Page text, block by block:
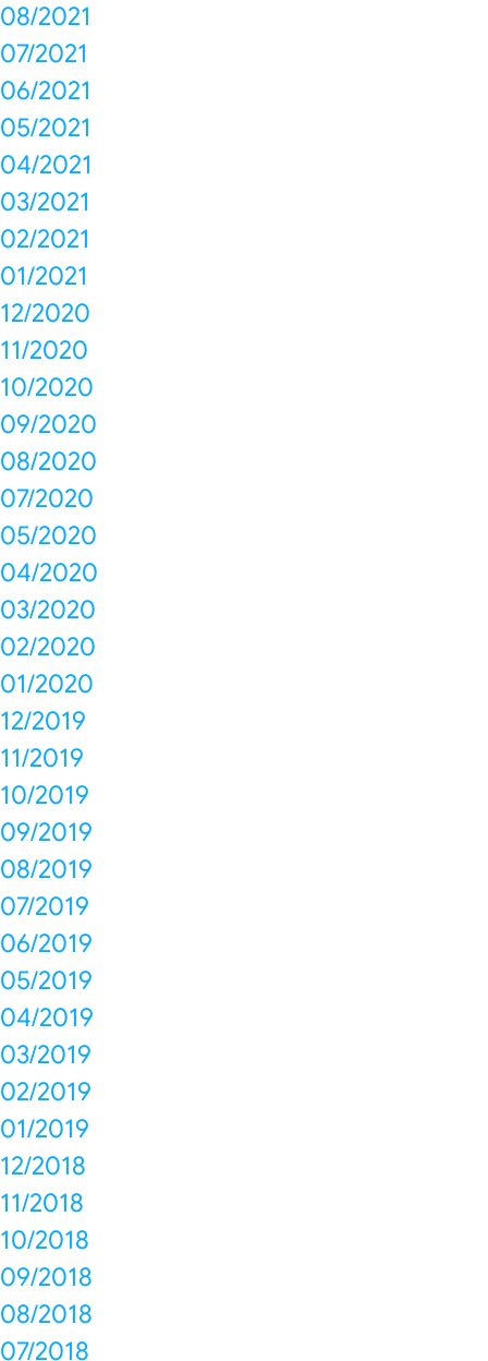
08/2021
07/2021
06/2021
05/2021
04/2021
03/2021
02/2021
01/2021
12/2020
11/2020
10/2020
09/2020
08/2020
07/2020
05/2020
04/2020
03/2020
02/2020
01/2020
12/2019
11/2019
10/2019
09/2019
08/2019
07/2019
06/2019
05/2019
04/2019
03/2019
02/2019
01/2019
12/2018
11/2018
10/2018
09/2018
08/2018
07/2018